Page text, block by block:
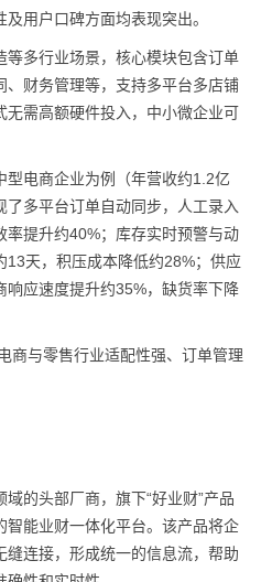
用户口碑方面均表现突出。
等多行业场景，核心模块包含订单
、财务管理等，支持多平台多店铺
无需高额硬件投入，中小微企业可
型电商企业为例（年营收约1.2亿
多平台订单自动同步，人工录入
率提升约40%；库存实时预警与动
13天，积压成本降低约28%；供应
响应速度提升约35%，缺货率下降
商与零售行业适配性强、订单管理
的头部厂商，旗下“好业财”产品
智能业财一体化平台。该产品将企
缝连接，形成统一的信息流，帮助